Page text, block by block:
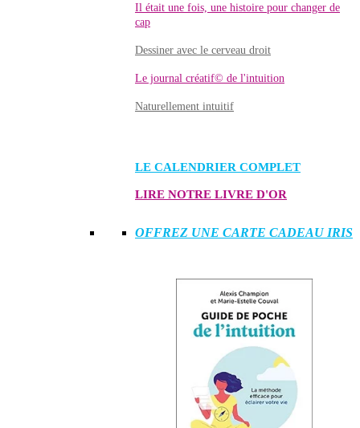
Il était une fois, une histoire pour changer de
cap
Dessiner avec le cerveau droit
Le journal créatif© de l'intuition
Naturellement intuitif
LE CALENDRIER COMPLET
LIRE NOTRE LIVRE D'OR
OFFREZ UNE CARTE CADEAU IRIS